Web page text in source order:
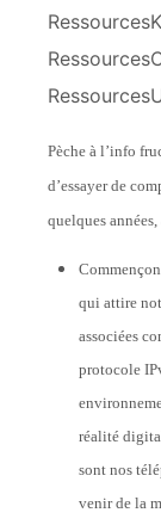
Pèche à l’info
d’essayer de
quelques
qui attire
associées
protocole
réalité
sont nos
venir de la